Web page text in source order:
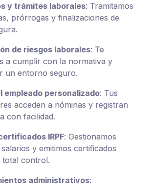
y trámites laborales: Tramitamos
prórrogas y finalizaciones de
de riesgos laborales: Te
a cumplir con la normativa y
un entorno seguro.
empleado personalizado: Tus
acceden a nóminas y registran
con facilidad.
IRPF: Gestionamos
y emitimos certificados
total control.
administrativos: